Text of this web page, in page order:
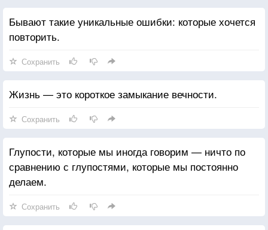
Бывают такие уникальные ошибки: которые хочется
повторить.
Сохранить
Жизнь — это короткое замыкание вечности.
Сохранить
Глупости, которые мы иногда говорим — ничто по
сравнению с глупостями, которые мы постоянно
делаем.
Сохранить